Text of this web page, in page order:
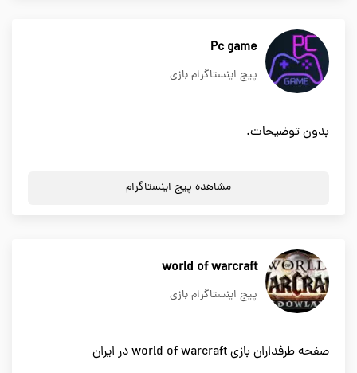
Pc game
پیج اینستاگرام بازی
بدون توضیحات.
مشاهده پیج اینستاگرام
world of warcraft
پیج اینستاگرام بازی
صفحه طرفداران بازی world of warcraft در ایران